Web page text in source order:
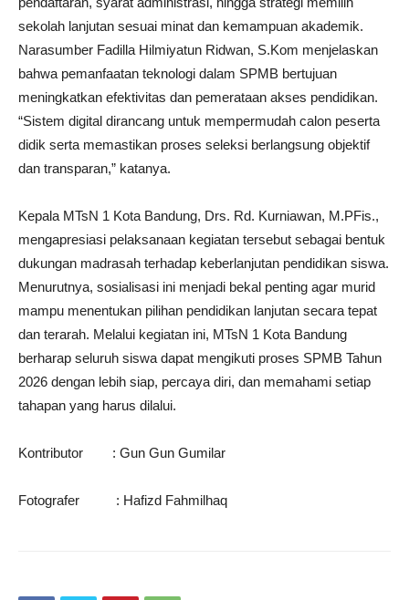
sekolah lanjutan sesuai minat dan kemampuan akademik.
Narasumber Fadilla Hilmiyatun Ridwan, S.Kom menjelaskan
bahwa pemanfaatan teknologi dalam SPMB bertujuan
meningkatkan efektivitas dan pemerataan akses pendidikan.
“Sistem digital dirancang untuk mempermudah calon peserta
didik serta memastikan proses seleksi berlangsung objektif
dan transparan,” katanya.
Kepala MTsN 1 Kota Bandung, Drs. Rd. Kurniawan, M.PFis.,
mengapresiasi pelaksanaan kegiatan tersebut sebagai bentuk
dukungan madrasah terhadap keberlanjutan pendidikan siswa.
Menurutnya, sosialisasi ini menjadi bekal penting agar murid
mampu menentukan pilihan pendidikan lanjutan secara tepat
dan terarah. Melalui kegiatan ini, MTsN 1 Kota Bandung
berharap seluruh siswa dapat mengikuti proses SPMB Tahun
2026 dengan lebih siap, percaya diri, dan memahami setiap
tahapan yang harus dilalui.
Kontributor : Gun Gun Gumilar
Fotografer : Hafizd Fahmilhaq